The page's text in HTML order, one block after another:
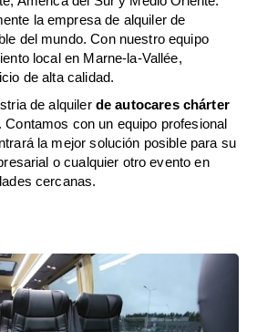
la empresa de alquiler de
del mundo. Con nuestro equipo
local en Marne-la-Vallée,
de alta calidad.
de alquiler de autocares chárter
con un equipo profesional
la mejor solución posible para su
o cualquier otro evento en
cercanas.